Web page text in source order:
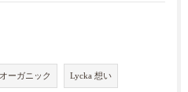
オーガニック Lycka 想い